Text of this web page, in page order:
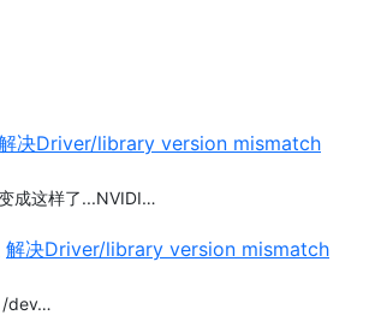
决Driver/library version mismatch
成这样了...NVIDI…
解决Driver/library version mismatch
/dev…